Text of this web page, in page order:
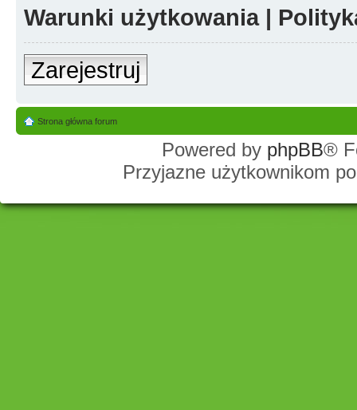
Warunki użytkowania|
Zarejestruj
Strona główna forum
Powered by phpBB®
Przyjazne użytkownikom